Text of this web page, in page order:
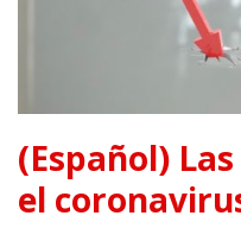
(Español)
el